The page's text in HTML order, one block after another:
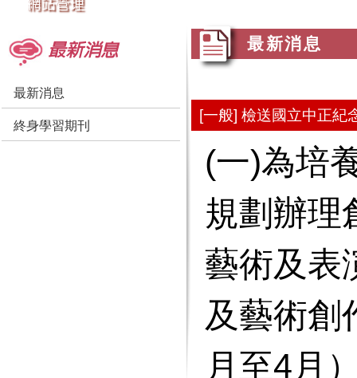
網站管理
最新消息
最新消息
終身學習期刊
最新消息
[一般] 檢送國立中正紀
(一)為培
規劃辦理
藝術及表
及藝術創
月至4月